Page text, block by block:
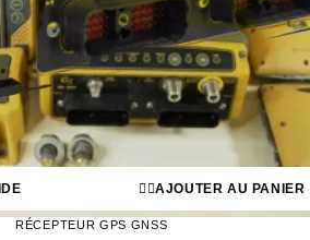
AJOUTER AU PANIER
RÉCEPTEUR GPS GNSS